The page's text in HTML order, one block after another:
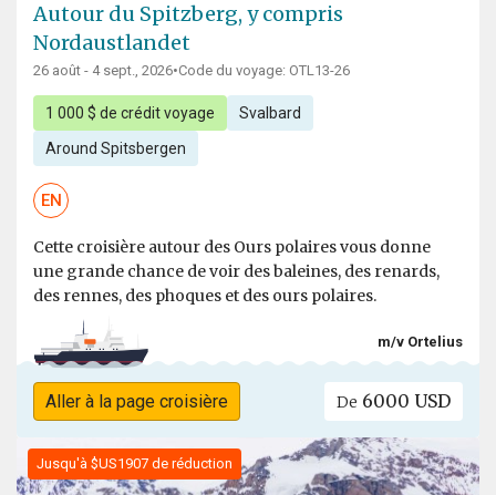
Autour du Spitzberg, y compris
Nordaustlandet
26 août - 4 sept., 2026•Code du voyage: OTL13-26
1 000 $ de crédit voyage Svalbard
Around Spitsbergen
EN
Cette croisière autour des Ours polaires vous donne
une grande chance de voir des baleines, des renards,
des rennes, des phoques et des ours polaires.
m/v Ortelius
Aller à la page croisière De 6000 USD
Jusqu'à $US1907 de réduction